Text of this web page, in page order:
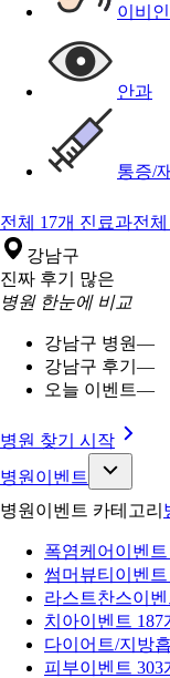
이비
안과
통증/
전체 17개 진료과전
강남구
진짜 후기 많은
병원 한눈에 비교
강남구 병원—
강남구 후기 —
오늘 이벤트—
병원 찾기 시작
병원이벤트
병원이벤트 카테고리
폭염케어 이벤트
썸머뷰티 이벤트
라스트찬스이벤
치아이벤트 187
다이어트/지방
피부이벤트 303